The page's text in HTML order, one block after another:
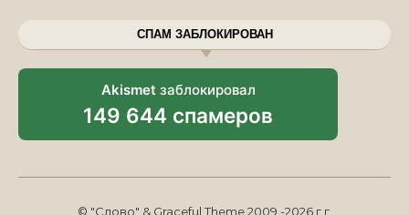
СПАМ ЗАБЛОКИРОВАН
Akismet заблокировал
149 644 спамеров
© "Слово" & Graceful Theme 2009 -2026 г.г.